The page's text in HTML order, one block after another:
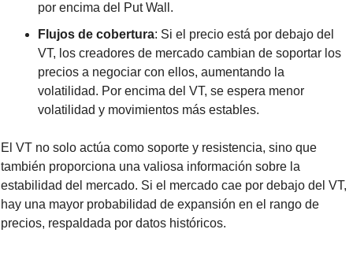
por encima del Put Wall.
Flujos de cobertura: Si el precio está por debajo del
VT, los creadores de mercado cambian de soportar los
precios a negociar con ellos, aumentando la
volatilidad. Por encima del VT, se espera menor
volatilidad y movimientos más estables.
El VT no solo actúa como soporte y resistencia, sino que
también proporciona una valiosa información sobre la
estabilidad del mercado. Si el mercado cae por debajo del VT,
hay una mayor probabilidad de expansión en el rango de
precios, respaldada por datos históricos.